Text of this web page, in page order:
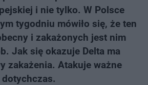
i nie tylko. W Polsce
tygodniu mówiło się, że ten
i zakażonych jest nim
Jak się okazuje Delta ma
zakażenia. Atakuje ważne